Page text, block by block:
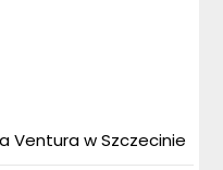
Ventura w Szczecinie